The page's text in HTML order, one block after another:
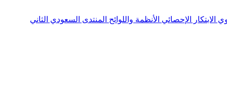
الابتكار الإحصائي الأنظمة واللوائح المنتدى السعودي الثاني